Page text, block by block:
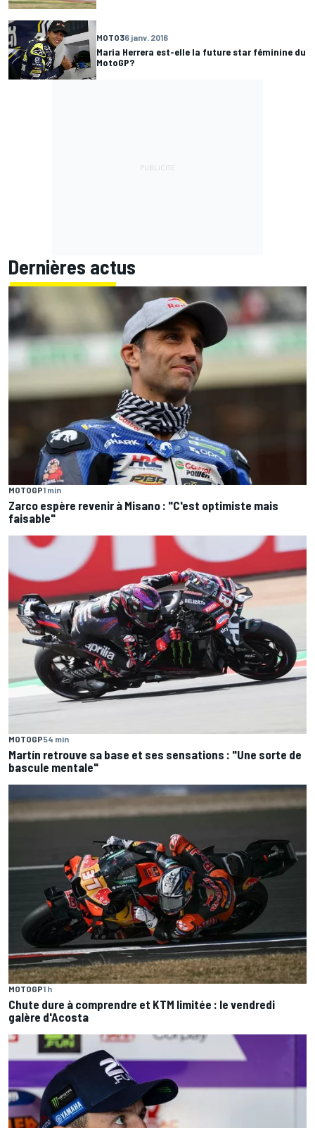
MOTO36 janv. 2016
Maria Herrera est-elle la future star féminine du
MotoGP?
Dernières actus
MOTOGP1 min
Zarco espère revenir à Misano : "C'est optimiste mais
faisable"
MOTOGP54 min
Martín retrouve sa base et ses sensations : "Une sorte de
bascule mentale"
MOTOGP1 h
Chute dure à comprendre et KTM limitée : le vendredi
galère d'Acosta